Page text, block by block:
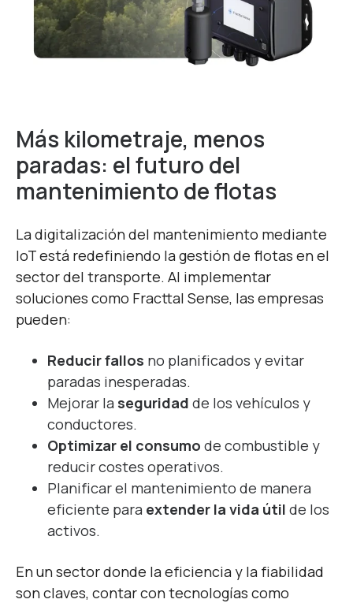
Más kilometraje, menos
paradas: el futuro del
mantenimiento de flotas
La digitalización del mantenimiento mediante
IoT está redefiniendo la gestión de flotas en el
sector del transporte. Al implementar
soluciones como Fracttal Sense, las empresas
pueden:
Reducir fallos no planificados y evitar
paradas inesperadas.
Mejorar la seguridad de los vehículos y
conductores.
Optimizar el consumo de combustible y
reducir costes operativos.
Planificar el mantenimiento de manera
eficiente para extender la vida útil de los
activos.
En un sector donde la eficiencia y la fiabilidad
son claves, contar con tecnologías como